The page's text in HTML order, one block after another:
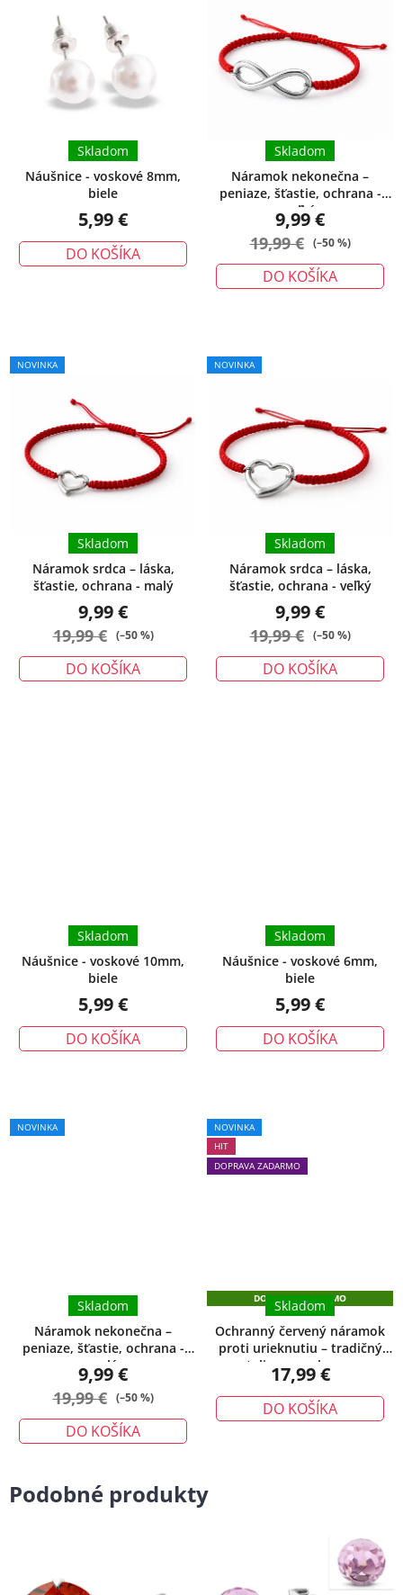
Náušnice - voskové 8mm,
biele
Skladom
5,99 €
DO KOŠÍKA
Náramok nekonečna –
peniaze, šťastie, ochrana -
veľký
Skladom
9,99 €
19,99 € (–50 %)
DO KOŠÍKA
NOVINKA
Náramok srdca – láska,
šťastie, ochrana - malý
Skladom
9,99 €
19,99 € (–50 %)
DO KOŠÍKA
NOVINKA
Náramok srdca – láska,
šťastie, ochrana - veľký
Skladom
9,99 €
19,99 € (–50 %)
DO KOŠÍKA
Náušnice - voskové 10mm,
biele
Skladom
5,99 €
DO KOŠÍKA
Náušnice - voskové 6mm,
biele
Skladom
5,99 €
DO KOŠÍKA
NOVINKA
Náramok nekonečna –
peniaze, šťastie, ochrana -
malý
Skladom
9,99 €
19,99 € (–50 %)
DO KOŠÍKA
produktu
NOVINKA
HIT
DOPRAVA ZADARMO
DOPRAVA ZADARMO
Ochranný červený náramok
proti urieknutiu – tradičný
talizman ochrany
Skladom
17,99 €
DO KOŠÍKA
Podobné produkty